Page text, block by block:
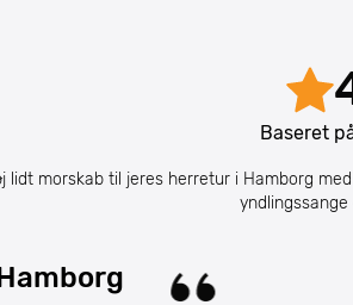
Baseret
lidt morskab til jeres herretur i Hamborg